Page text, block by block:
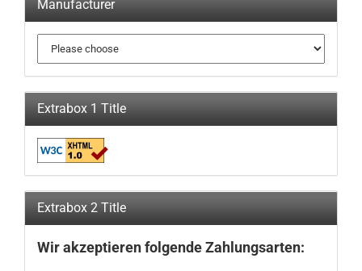
Manufacturer
Extrabox 1 Title
Extrabox 2 Title
Wir akzeptieren folgende Zahlungsarten: